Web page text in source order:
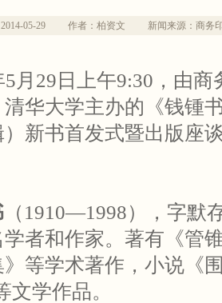
2014-05-29 作者：柏资文 新闻来源：商务
月29日上午9:30，由商
华大学主办的《钱锺
）新书首发式暨出版座
（1910—1998），字默
学者和作家。著有《管
》等学术著作，小说《
文学作品。